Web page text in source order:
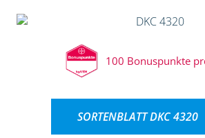
100 Bonuspunkte
SORTENBLATT DKC 4320